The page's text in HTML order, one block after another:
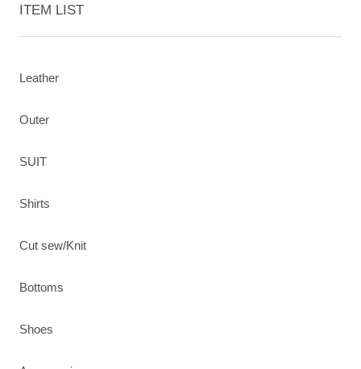
ITEM LIST
Leather
Outer
SUIT
Shirts
Cut sew/Knit
Bottoms
Shoes